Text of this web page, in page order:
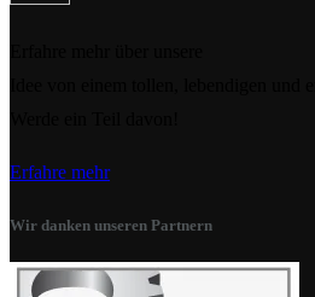
Erfahre mehr
Wir danken unseren Partnern